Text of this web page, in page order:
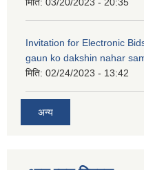
मिति: 03/20/2023 - 20:35
Invitation for Electronic
gaun ko dakshin nahar
मिति: 02/24/2023 - 13:42
अन्य